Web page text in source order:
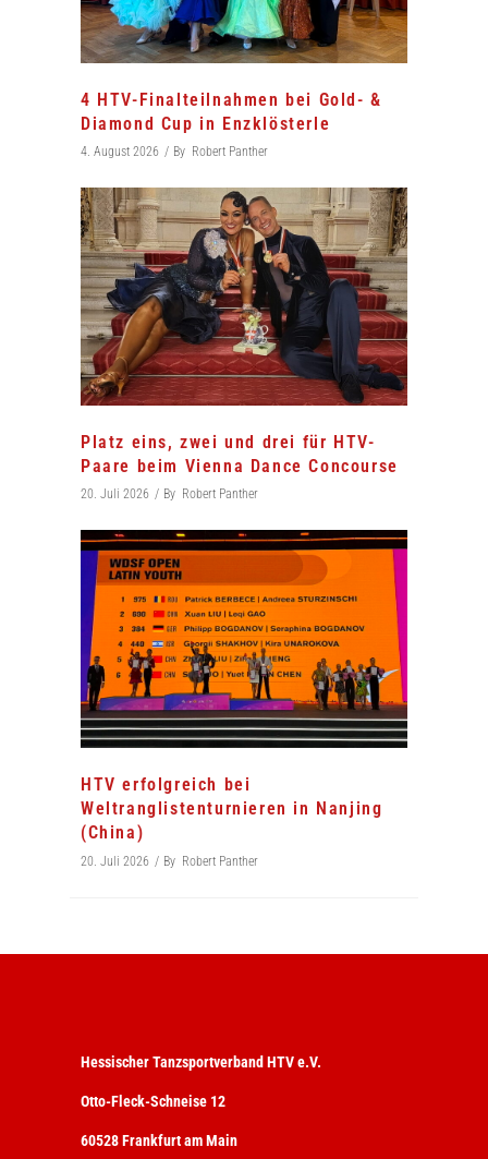
4 HTV-Finalteilnahmen bei Gold- &
Diamond Cup in Enzklösterle
4. August 2026 By Robert Panther
Platz eins, zwei und drei für HTV-
Paare beim Vienna Dance Concourse
20. Juli 2026 By Robert Panther
HTV erfolgreich bei
Weltranglistenturnieren in Nanjing
(China)
20. Juli 2026 By Robert Panther
Hessischer Tanzsportverband HTV e.V.
Otto-Fleck-Schneise 12
60528 Frankfurt am Main